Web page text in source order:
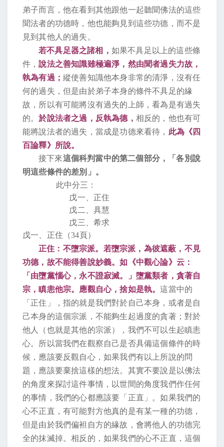
弟子而言，他在看到其他跟他一起聽聞佛法的這些
聞法者的功德時，他也能夠見到這些功德，而不是
見到其他人的過失。
若不具足器之諸相， 如果不具足以上的這些條
件，說法之善知識雖極遍淨，然由聞者過失力故，
執為有過； 縱使善知識他本身非常的清淨，沒有任
何的過失，但是由於弟子本身的條件不具足的緣
故，所以有可能將沒有過失的上師，看為是有過失
的。於說法者之過，反執為德， 相反的，他也有可
能將說法者的過失，當成是功德來看待， 此為《四
百論釋》所說。
接下來這個科判當中的第二個部分，「各別說
明這些條件的差別」。
此中分三：
戊一、正住
戊二、具慧
戊三、希求
戊一、正住（34頁）
正住：不墮宗派。若墮宗派，為彼遮蔽，不見
功德，故不能得善說妙義。如《中觀心論》云：
「由墮黨惱心，永不證寂滅。」墮黨類者，貪著自
宗，瞋恚他宗。應觀自心，捨如是執。這當中的
「正住」，指的就是我們對於自己本身，或者是自
己本身的這個宗派，不能夠生起過度的貪著；對於
他人（也就是其他的宗派），我們不可以生起瞋恚
心。所以當我們在觀察自己是否具備這個條件的時
候，應該要反觀自心，如果我們有以上所說的問
題，應該要棄捨這樣的想法。其實不要說是以佛法
的角度來探討這件事情，以世間的角度我們作任何
的事情，我們的心都應該要「正直」。如果我們的
心不正直，有可能對方他真的是有某一種的功德，
但是由於我們偏袒自方的緣故，會將他人的功德完
全的抹滅掉。相反的，如果我們的心不正直，這個